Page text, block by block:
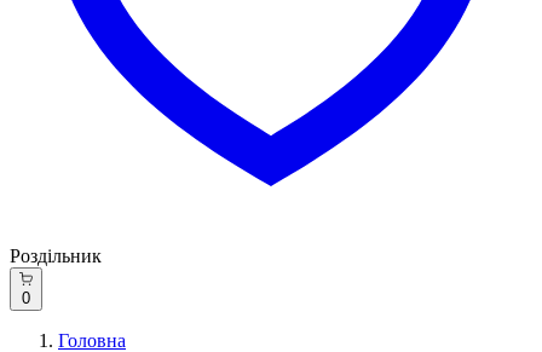
Роздільник
0
Головна